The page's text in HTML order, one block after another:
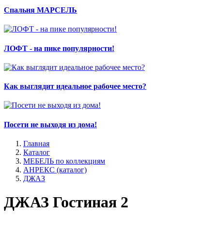
Спальня МАРСЕЛЬ
ЛОФТ - на пике популярности!
Как выглядит идеальное рабочее место?
Посети не выходя из дома!
Главная
Каталог
МЕБЕЛЬ по коллекциям
АНРЕКС (каталог)
ДЖАЗ
ДЖАЗ Гостиная 2